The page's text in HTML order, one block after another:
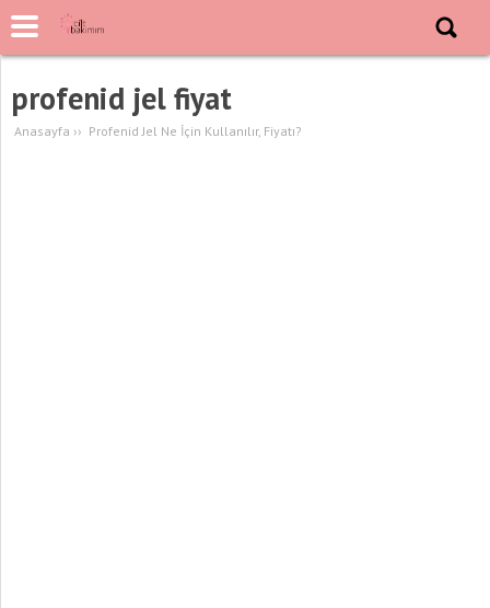
profenid jel fiyat
Anasayfa ›› Profenid Jel Ne İçin Kullanılır, Fiyatı?